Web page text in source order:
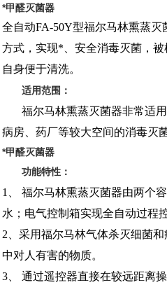
*甲醛灭菌器
全自动FA-50Y型福尔马林熏蒸
方式，实现*、安全消毒灭菌，
自身便于清洗。
适用范围：
福尔马林熏蒸灭菌器非常适用
病房、药厂等较大空间的消毒灭菌
*甲醛灭菌器
功能特性：
1、 福尔马林熏蒸灭菌器由两个
水；电气控制箱实现全自动过程
2、采用福尔马林气体杀灭细菌
中对人有害的物质。
3、 通过遥控器直接在较远距离